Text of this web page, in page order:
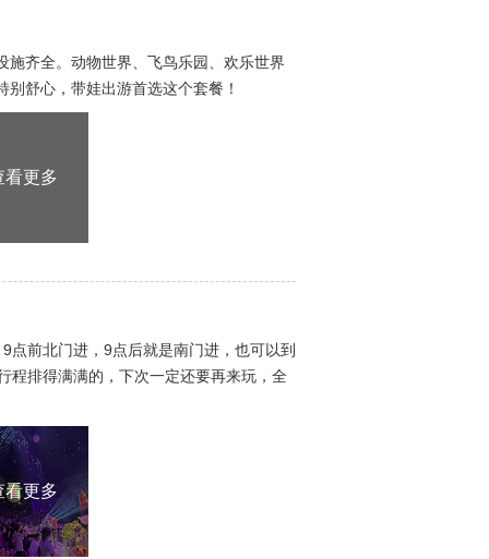
齐全。动物世界、飞鸟乐园、欢乐世界
舒心，带娃出游首选这个套餐！
看更多
点前北门进，9点后就是南门进，也可以到
程排得满满的，下次一定还要再来玩，全
看更多